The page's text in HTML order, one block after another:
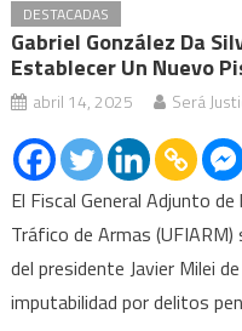
DESTACADAS
Gabriel González Da
Establecer Un Nuevo
abril 14, 2025 Será
El Fiscal General Adjunto
Tráfico de Armas
del presidente Javier Milei
imputabilidad por delitos